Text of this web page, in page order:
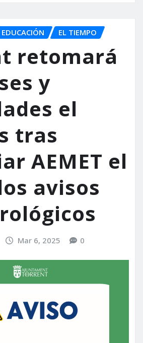
EDUCACIÓN EL TIEMPO
retomará
y
el
tras
AEMET el
avisos
Mar 6, 2025 0